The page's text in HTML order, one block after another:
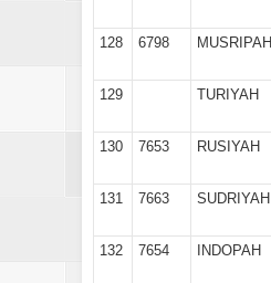
128
6798 MUSRIPAH
129
TURIYAH
130
7653 RUSIYAH
131
7663 SUDRIYAH
132
7654 INDOPAH